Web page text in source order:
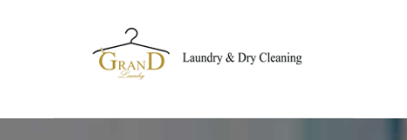
LAUNDRY
FREE PICK-UP AND